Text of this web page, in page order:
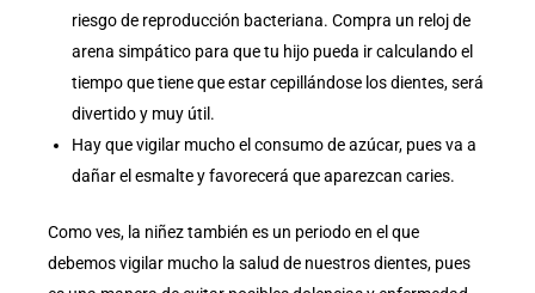
riesgo de reproducción bacteriana. Compra un reloj de
arena simpático para que tu hijo pueda ir calculando el
tiempo que tiene que estar cepillándose los dientes, será
divertido y muy útil.
Hay que vigilar mucho el consumo de azúcar, pues va a
dañar el esmalte y favorecerá que aparezcan caries.
Como ves, la niñez también es un periodo en el que
debemos vigilar mucho la salud de nuestros dientes, pues